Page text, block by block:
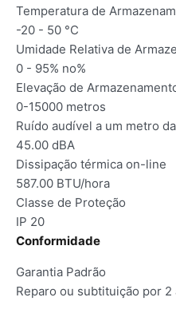
Temperatura de
-20 - 50 °C
Umidade Relativa de
0 - 95% no%
Elevação de
0-15000 metros
Ruído audível a um metro
45.00 dBA
Dissipação térmica on-line
587.00 BTU/hora
Classe de Proteção
IP 20
Conformidade
Garantia Padrão
Reparo ou subtituição por 2